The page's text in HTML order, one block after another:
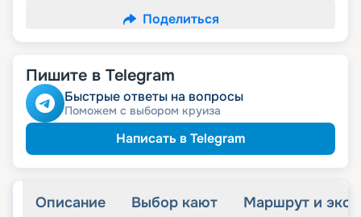
Поделиться
Пишите в Telegram
Быстрые ответы на вопросы
Поможем с выбором круиза
Написать в Telegram
Описание Выбор кают Маршрут и